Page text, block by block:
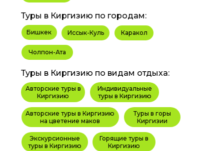
Бишкек Иссык-Куль Каракол
Чолпон-Ата
Туры в Киргизию по городам:
Авторские туры в
Киргизию
Экскурсионные
туры в Киргизию
Горящие туры в
Киргизию
Авторские туры в Киргизию
на цветение маков
Туры в горы
Киргизии
Индивидуальные
туры в Киргизию
Туры в Киргизию по видам отдыха: